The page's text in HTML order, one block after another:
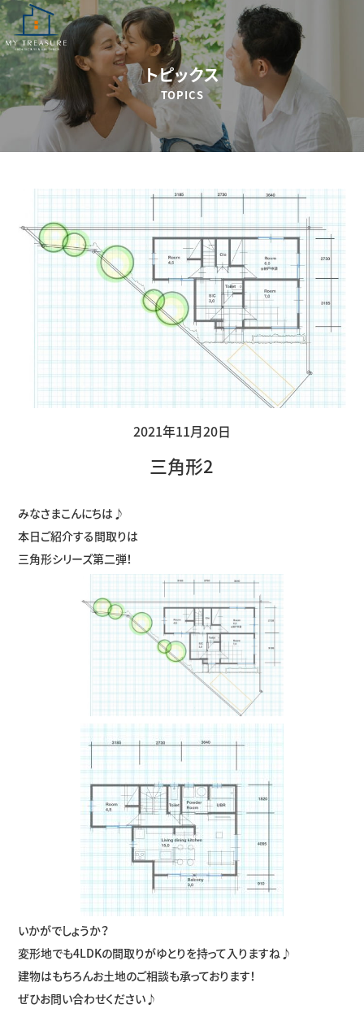
トピックス
TOPICS
2021年11月20日
三角形2
みなさまこんにちは♪
本日ご紹介する間取りは
三角形シリーズ第二弾！
いかがでしょうか？
変形地でも4LDKの間取りがゆとりを持って入りますね♪
建物はもちろんお土地のご相談も承っております！
ぜひお問い合わせください♪